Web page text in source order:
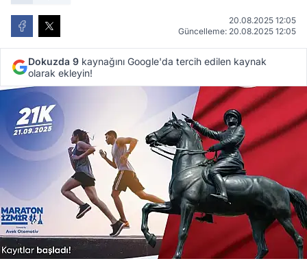
20.08.2025 12:05
Güncelleme: 20.08.2025 12:05
Dokuzda 9 kaynağını Google'da tercih edilen kaynak
olarak ekleyin!